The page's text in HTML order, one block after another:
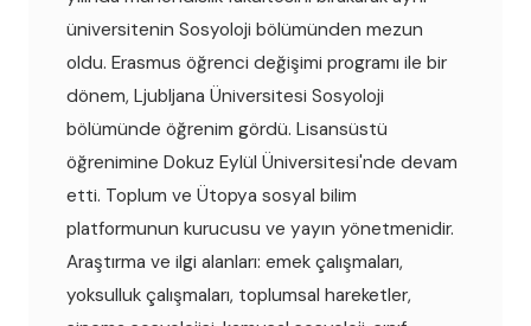
üniversitenin Sosyoloji bölümünden mezun
oldu. Erasmus öğrenci değişimi programı ile bir
dönem, Ljubljana Üniversitesi Sosyoloji
bölümünde öğrenim gördü. Lisansüstü
öğrenimine Dokuz Eylül Üniversitesi'nde devam
etti. Toplum ve Ütopya sosyal bilim
platformunun kurucusu ve yayın yönetmenidir.
Araştırma ve ilgi alanları: emek çalışmaları,
yoksulluk çalışmaları, toplumsal hareketler,